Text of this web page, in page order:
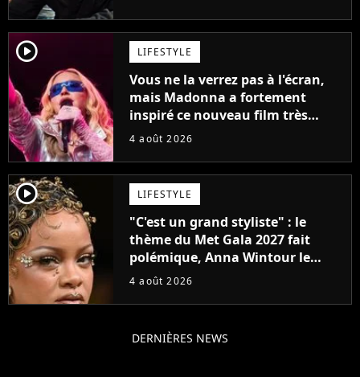
player2 LIFESTYLE
Vous ne la verrez pas à l'écran,
mais Madonna a fortement
inspiré ce nouveau film très
attendu
4 août 2026
player2 LIFESTYLE
"C'est un grand styliste" : le
thème du Met Gala 2027 fait
polémique, Anna Wintour le
défend
4 août 2026
DERNIÈRES NEWS